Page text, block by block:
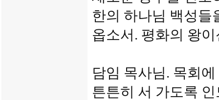
한의 하나님 백성들
옵소서. 평화의 왕
담임 목사님. 목회
튼튼히 서 가도록